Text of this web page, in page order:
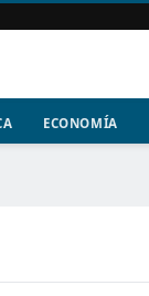
ECONOMÍA